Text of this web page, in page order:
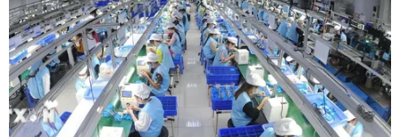
06/08/2026 05:58
Nhật Bản: Nội các thông qua chính sách
giảm thuế tiêu thụ thực phẩm xuống 1%